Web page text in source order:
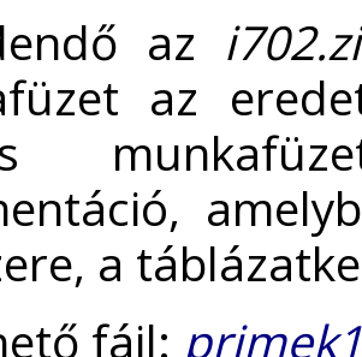
az
az
a
fájl: